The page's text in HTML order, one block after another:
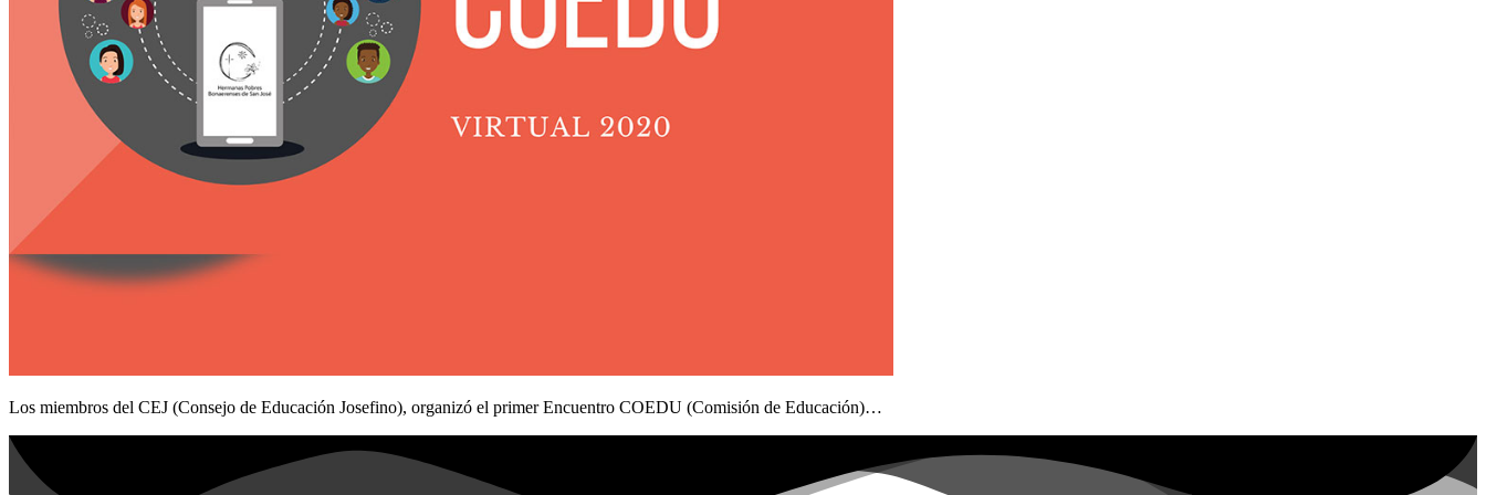
Los miembros del CEJ (Consejo de Educación Josefino), organizó el primer Encuentro COEDU (Comisión de Educación)…